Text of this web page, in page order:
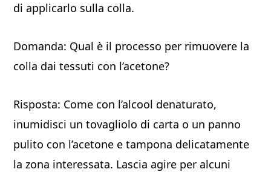
di applicarlo sulla colla.
Domanda: Qual è il processo per rimuovere la
colla dai tessuti con l’acetone?
Risposta: Come con l’alcool denaturato,
inumidisci un tovagliolo di carta o un panno
pulito con l’acetone e tampona delicatamente
la zona interessata. Lascia agire per alcuni